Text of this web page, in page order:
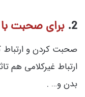
2. برای صحبت
صحبت کردن و ارتباط
ارتباط غیرکلامی هم
بدن و… .